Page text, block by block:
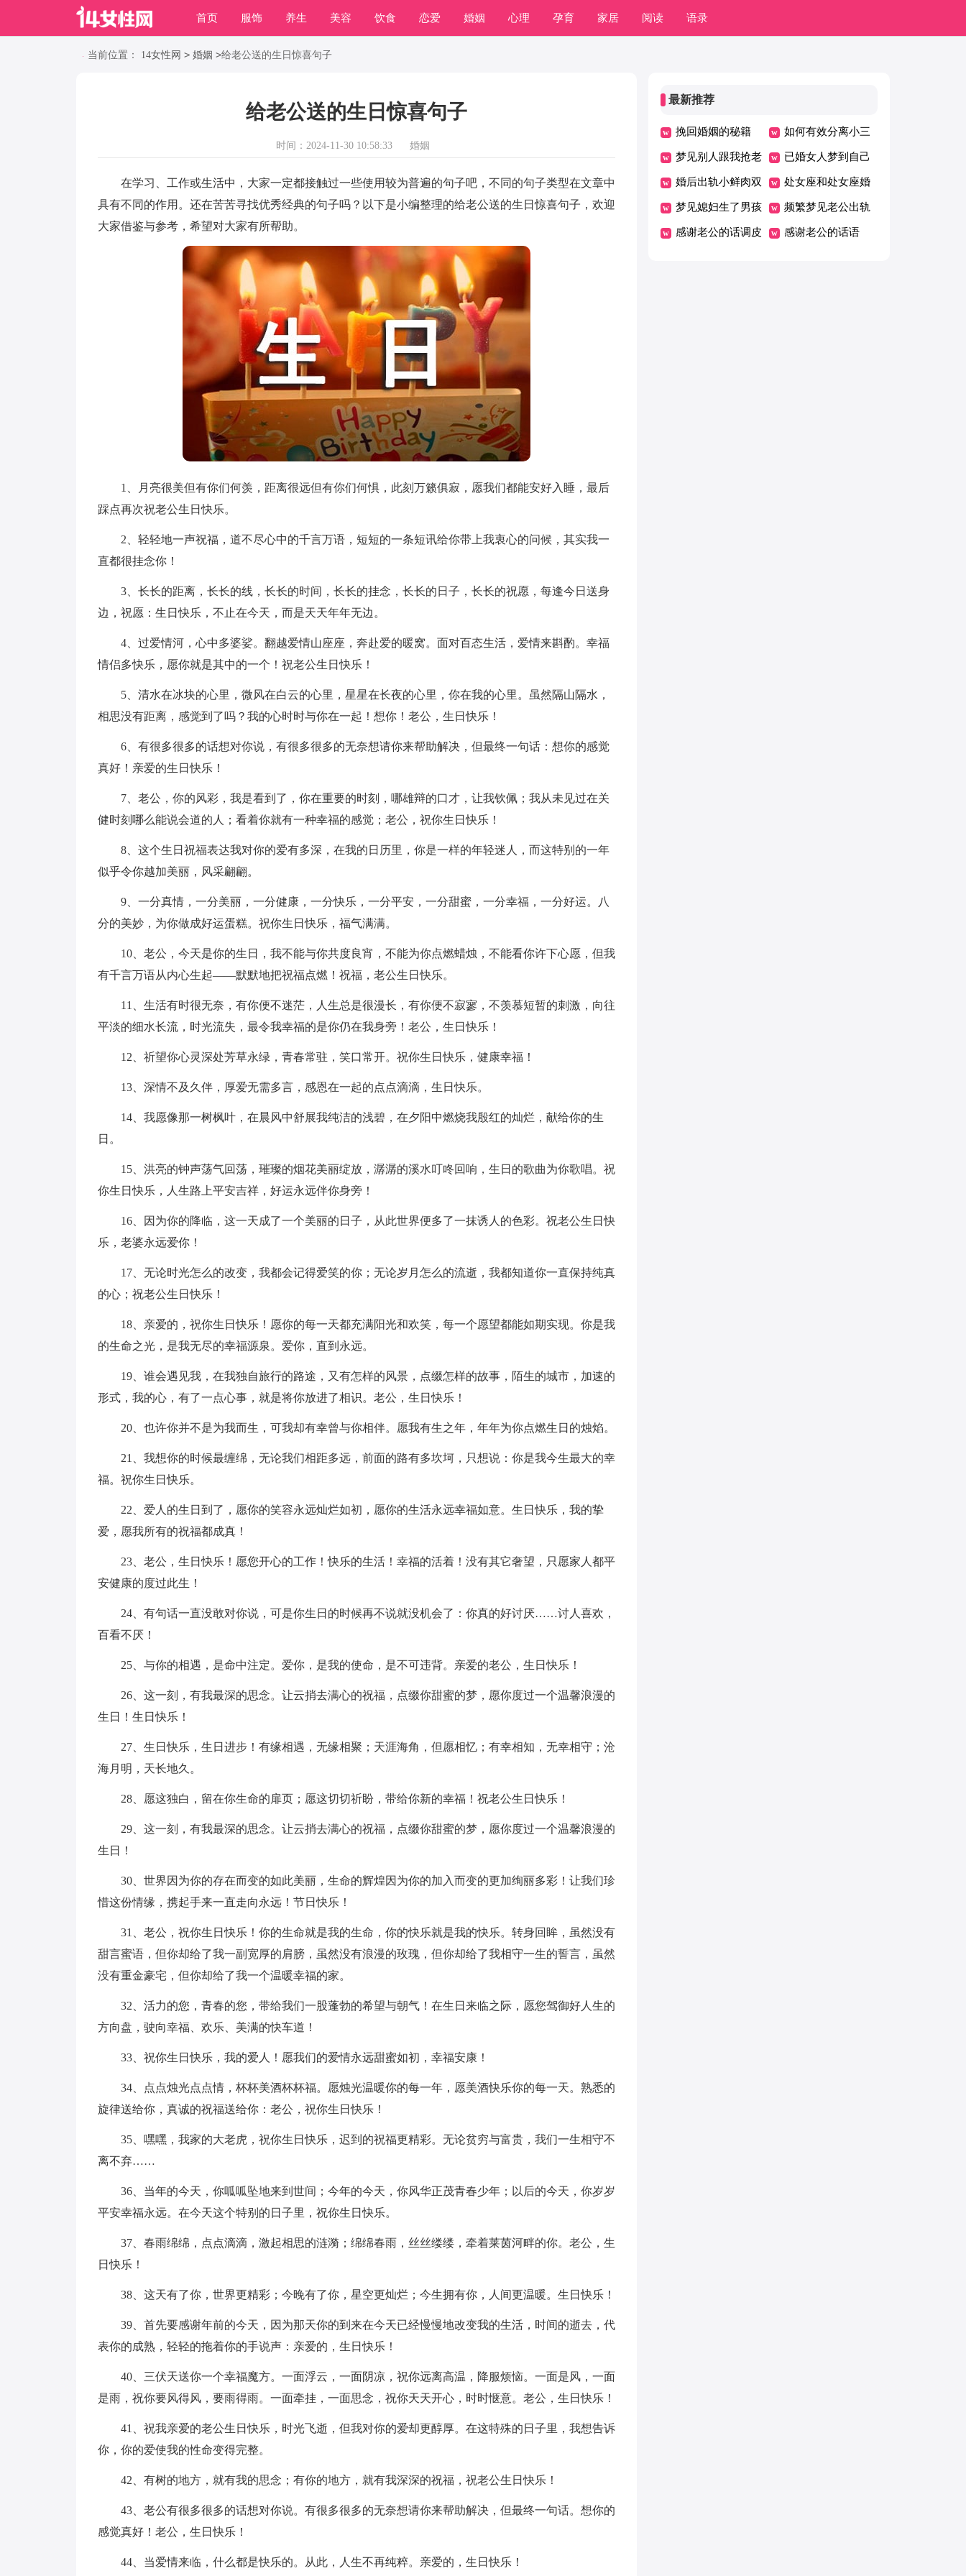
首页 服饰 养生 美容 饮食 恋爱 婚姻 心理 孕育 家居 阅读 语录
职场 动物 养殖 常识
当前位置： 14女性网 > 婚姻 >给老公送的生日惊喜句子
给老公送的生日惊喜句子
时间：2024-11-30 10:58:33 婚姻
在学习、工作或生活中，大家一定都接触过一些使用较为普遍的句子吧，不同的句子类型在文章中
具有不同的作用。还在苦苦寻找优秀经典的句子吗？以下是小编整理的给老公送的生日惊喜句子，欢迎
大家借鉴与参考，希望对大家有所帮助。
1、月亮很美但有你们何羡，距离很远但有你们何惧，此刻万籁俱寂，愿我们都能安好入睡，最后
踩点再次祝老公生日快乐。
2、轻轻地一声祝福，道不尽心中的千言万语，短短的一条短讯给你带上我衷心的问候，其实我一
直都很挂念你！
3、长长的距离，长长的线，长长的时间，长长的挂念，长长的日子，长长的祝愿，每逢今日送身
边，祝愿：生日快乐，不止在今天，而是天天年年无边。
4、过爱情河，心中多婆娑。翻越爱情山座座，奔赴爱的暖窝。面对百态生活，爱情来斟酌。幸福
情侣多快乐，愿你就是其中的一个！祝老公生日快乐！
5、清水在冰块的心里，微风在白云的心里，星星在长夜的心里，你在我的心里。虽然隔山隔水，
相思没有距离，感觉到了吗？我的心时时与你在一起！想你！老公，生日快乐！
6、有很多很多的话想对你说，有很多很多的无奈想请你来帮助解决，但最终一句话：想你的感觉
真好！亲爱的生日快乐！
7、老公，你的风彩，我是看到了，你在重要的时刻，哪雄辩的口才，让我钦佩；我从未见过在关
健时刻哪么能说会道的人；看着你就有一种幸福的感觉；老公，祝你生日快乐！
8、这个生日祝福表达我对你的爱有多深，在我的日历里，你是一样的年轻迷人，而这特别的一年
似乎令你越加美丽，风采翩翩。
9、一分真情，一分美丽，一分健康，一分快乐，一分平安，一分甜蜜，一分幸福，一分好运。八
分的美妙，为你做成好运蛋糕。祝你生日快乐，福气满满。
10、老公，今天是你的生日，我不能与你共度良宵，不能为你点燃蜡烛，不能看你许下心愿，但我
有千言万语从内心生起——默默地把祝福点燃！祝福，老公生日快乐。
11、生活有时很无奈，有你便不迷茫，人生总是很漫长，有你便不寂寥，不羡慕短暂的刺激，向往
平淡的细水长流，时光流失，最令我幸福的是你仍在我身旁！老公，生日快乐！
12、祈望你心灵深处芳草永绿，青春常驻，笑口常开。祝你生日快乐，健康幸福！
13、深情不及久伴，厚爱无需多言，感恩在一起的点点滴滴，生日快乐。
14、我愿像那一树枫叶，在晨风中舒展我纯洁的浅碧，在夕阳中燃烧我殷红的灿烂，献给你的生
日。
15、洪亮的钟声荡气回荡，璀璨的烟花美丽绽放，潺潺的溪水叮咚回响，生日的歌曲为你歌唱。祝
你生日快乐，人生路上平安吉祥，好运永远伴你身旁！
16、因为你的降临，这一天成了一个美丽的日子，从此世界便多了一抹诱人的色彩。祝老公生日快
乐，老婆永远爱你！
17、无论时光怎么的改变，我都会记得爱笑的你；无论岁月怎么的流逝，我都知道你一直保持纯真
的心；祝老公生日快乐！
18、亲爱的，祝你生日快乐！愿你的每一天都充满阳光和欢笑，每一个愿望都能如期实现。你是我
的生命之光，是我无尽的幸福源泉。爱你，直到永远。
19、谁会遇见我，在我独自旅行的路途，又有怎样的风景，点缀怎样的故事，陌生的城市，加速的
形式，我的心，有了一点心事，就是将你放进了相识。老公，生日快乐！
20、也许你并不是为我而生，可我却有幸曾与你相伴。愿我有生之年，年年为你点燃生日的烛焰。
21、我想你的时候最缠绵，无论我们相距多远，前面的路有多坎坷，只想说：你是我今生最大的幸
福。祝你生日快乐。
22、爱人的生日到了，愿你的笑容永远灿烂如初，愿你的生活永远幸福如意。生日快乐，我的挚
爱，愿我所有的祝福都成真！
23、老公，生日快乐！愿您开心的工作！快乐的生活！幸福的活着！没有其它奢望，只愿家人都平
安健康的度过此生！
24、有句话一直没敢对你说，可是你生日的时候再不说就没机会了：你真的好讨厌……讨人喜欢，
百看不厌！
25、与你的相遇，是命中注定。爱你，是我的使命，是不可违背。亲爱的老公，生日快乐！
26、这一刻，有我最深的思念。让云捎去满心的祝福，点缀你甜蜜的梦，愿你度过一个温馨浪漫的
生日！生日快乐！
27、生日快乐，生日进步！有缘相遇，无缘相聚；天涯海角，但愿相忆；有幸相知，无幸相守；沧
海月明，天长地久。
28、愿这独白，留在你生命的扉页；愿这切切祈盼，带给你新的幸福！祝老公生日快乐！
29、这一刻，有我最深的思念。让云捎去满心的祝福，点缀你甜蜜的梦，愿你度过一个温馨浪漫的
生日！
30、世界因为你的存在而变的如此美丽，生命的辉煌因为你的加入而变的更加绚丽多彩！让我们珍
惜这份情缘，携起手来一直走向永远！节日快乐！
31、老公，祝你生日快乐！你的生命就是我的生命，你的快乐就是我的快乐。转身回眸，虽然没有
甜言蜜语，但你却给了我一副宽厚的肩膀，虽然没有浪漫的玫瑰，但你却给了我相守一生的誓言，虽然
没有重金豪宅，但你却给了我一个温暖幸福的家。
32、活力的您，青春的您，带给我们一股蓬勃的希望与朝气！在生日来临之际，愿您驾御好人生的
方向盘，驶向幸福、欢乐、美满的快车道！
33、祝你生日快乐，我的爱人！愿我们的爱情永远甜蜜如初，幸福安康！
34、点点烛光点点情，杯杯美酒杯杯福。愿烛光温暖你的每一年，愿美酒快乐你的每一天。熟悉的
旋律送给你，真诚的祝福送给你：老公，祝你生日快乐！
35、嘿嘿，我家的大老虎，祝你生日快乐，迟到的祝福更精彩。无论贫穷与富贵，我们一生相守不
离不弃……
36、当年的今天，你呱呱坠地来到世间；今年的今天，你风华正茂青春少年；以后的今天，你岁岁
平安幸福永远。在今天这个特别的日子里，祝你生日快乐。
37、春雨绵绵，点点滴滴，激起相思的涟漪；绵绵春雨，丝丝缕缕，牵着莱茵河畔的你。老公，生
日快乐！
38、这天有了你，世界更精彩；今晚有了你，星空更灿烂；今生拥有你，人间更温暖。生日快乐！
39、首先要感谢年前的今天，因为那天你的到来在今天已经慢慢地改变我的生活，时间的逝去，代
表你的成熟，轻轻的拖着你的手说声：亲爱的，生日快乐！
40、三伏天送你一个幸福魔方。一面浮云，一面阴凉，祝你远离高温，降服烦恼。一面是风，一面
是雨，祝你要风得风，要雨得雨。一面牵挂，一面思念，祝你天天开心，时时惬意。老公，生日快乐！
41、祝我亲爱的老公生日快乐，时光飞逝，但我对你的爱却更醇厚。在这特殊的日子里，我想告诉
你，你的爱使我的性命变得完整。
42、有树的地方，就有我的思念；有你的地方，就有我深深的祝福，祝老公生日快乐！
43、老公有很多很多的话想对你说。有很多很多的无奈想请你来帮助解决，但最终一句话。想你的
感觉真好！老公，生日快乐！
44、当爱情来临，什么都是快乐的。从此，人生不再纯粹。亲爱的，生日快乐！
最新推荐
挽回婚姻的秘籍 如何有效分离小三
梦见别人跟我抢老
公
已婚女人梦到自己
怀孕了什么意思
婚后出轨小鲜肉双
子座女缘何如此
处女座和处女座婚
姻合得来吗
梦见媳妇生了男孩
儿
频繁梦见老公出轨
有什么寓意吗
感谢老公的话调皮 感谢老公的话语